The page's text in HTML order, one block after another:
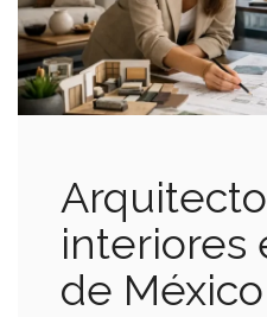
interiores
de México